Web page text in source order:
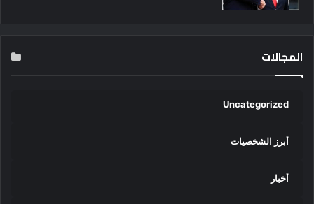
المجالات
Uncategorized
أبرز الشخصيات
أخبار